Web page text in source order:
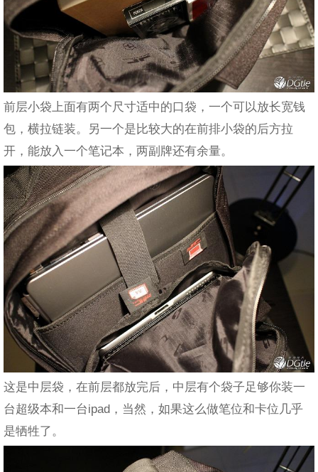
前层小袋上面有两个尺寸适中的口袋，一个可以放长宽钱
包，横拉链装。另一个是比较大的在前排小袋的后方拉
开，能放入一个笔记本，两副牌还有余量。
这是中层袋，在前层都放完后，中层有个袋子足够你装一
台超级本和一台ipad，当然，如果这么做笔位和卡位几乎
是牺牲了。